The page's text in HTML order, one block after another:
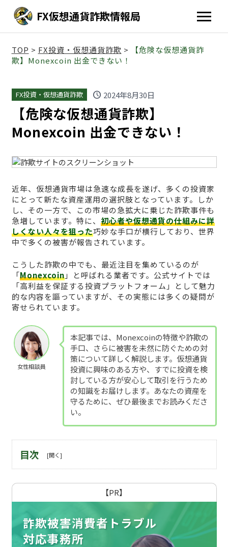
FX仮想通貨詐欺情報局
TOP > FX投資・仮想通貨詐欺 >
【危険な仮想通貨詐
欺】Monexcoin 出金できない！
FX投資・仮想通貨詐欺 schedule 2024年8月30日
【危険な仮想通貨詐欺】
Monexcoin 出金できない！
近年、仮想通貨市場は急速な成長を遂げ、多くの投資家
にとって新たな資産運用の選択肢となっています。しか
し、その一方で、この市場の急拡大に乗じた詐欺事件も
急増しています。特に、 初心者や仮想通貨の仕組みに詳
しくない人々を狙った巧妙な手口が横行しており、世界
中で多くの被害が報告されています。
こうした詐欺の中でも、最近注目を集めているのが
「Monexcoin」と呼ばれる業者です。公式サイトでは
「高利益を保証する投資プラットフォーム」として魅力
的な内容を謳っていますが、その実態には多くの疑問が
寄せられています。
女性相談員
本記事では、Monexcoinの特徴や詐欺の
手口、さらに被害を未然に防ぐための対
策について詳しく解説します。仮想通貨
投資に興味のある方や、すでに投資を検
討している方が安心して取引を行うため
の知識をお届けします。あなたの資産を
守るために、ぜひ最後までお読みくださ
い。
目次
【PR】
詐欺被害消費者トラブル
対応事務所